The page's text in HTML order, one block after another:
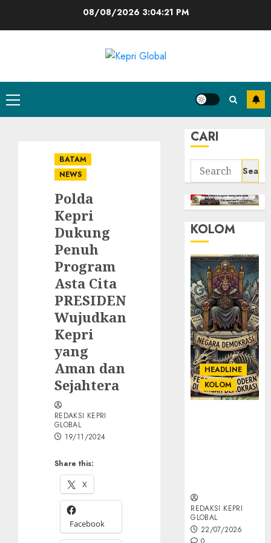
08/08/2026 3:04:22 PM
Primary
Menu
BATAM
NEWS
Polda
Kepri
Dukung
Penuh
Program
Asta Cita
PRESIDEN
Wujudkan
Kepri
yang
Aman dan
Sejahtera
Share this:
X
Facebook
REDAKSI KEPRI
GLOBAL
19/11/2024
CARI
Search
for:
KOLOM
HEADLINE
KOLOM
REDAKSI KEPRI
GLOBAL
22/07/2026